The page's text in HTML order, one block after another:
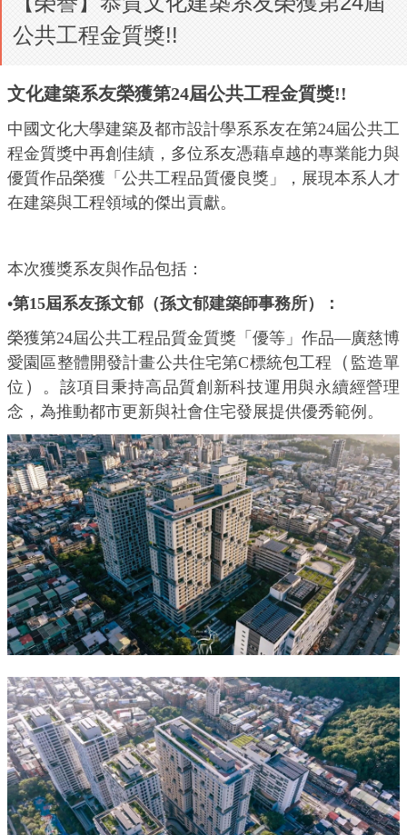
公共工程金質獎!!
文化建築系友榮獲第24屆公共工程金質獎!!
中國文化大學建築及都市設計學系系友在第24屆公共工
程金質獎中再創佳績，多位系友憑藉卓越的專業能力與
優質作品榮獲「公共工程品質優良獎」，展現本系人才
在建築與工程領域的傑出貢獻。
本次獲獎系友與作品包括：
•第15屆系友孫文郁（孫文郁建築師事務所）：
榮獲第24屆公共工程品質金質獎「優等」作品—廣慈博
愛園區整體開發計畫公共住宅第C標統包工程
（ 監造單
位 ） 。該項目秉持高品質創新科技運用與永續經營理
念，為推動都市更新與社會住宅發展提供優秀範例。